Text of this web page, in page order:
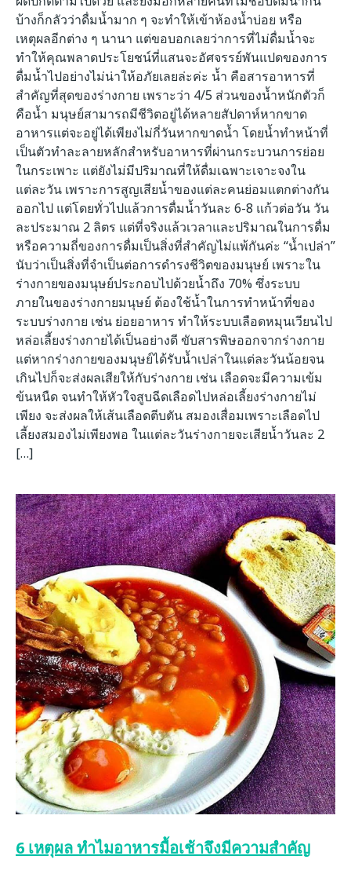
บ้างก็กลัวว่าดื่มน้ำมาก ๆ จะทำให้เข้าห้องน้ำบ่อย หรือ
เหตุผลอีกต่าง ๆ นานา แต่ขอบอกเลยว่าการที่ไม่ดื่มน้ำจะ
ทำให้คุณพลาดประโยชน์ที่แสนจะอัศจรรย์พันแปดของการ
ดื่มน้ำไปอย่างไม่น่าให้อภัยเลยล่ะค่ะ น้ำ คือสารอาหารที่
สำคัญที่สุดของร่างกาย เพราะว่า 4/5 ส่วนของน้ำหนักตัวก็
คือน้ำ มนุษย์สามารถมีชีวิตอยู่ได้หลายสัปดาห์หากขาด
อาหารแต่จะอยู่ได้เพียงไม่กี่วันหากขาดน้ำ โดยน้ำทำหน้าที่
เป็นตัวทำละลายหลักสำหรับอาหารที่ผ่านกระบวนการย่อย
ในกระเพาะ แต่ยังไม่มีปริมาณที่ให้ดื่มเฉพาะเจาะจงใน
แต่ละวัน เพราะการสูญเสียน้ำของแต่ละคนย่อมแตกต่างกัน
ออกไป แต่โดยทั่วไปแล้วการดื่มน้ำวันละ 6-8 แก้วต่อวัน วัน
ละประมาณ 2 ลิตร แต่ที่จริงแล้วเวลาและปริมาณในการดื่ม
หรือความถี่ของการดื่มเป็นสิ่งที่สำคัญไม่แพ้กันค่ะ “น้ำเปล่า”
นับว่าเป็นสิ่งที่จำเป็นต่อการดำรงชีวิตของมนุษย์ เพราะใน
ร่างกายของมนุษย์ประกอบไปด้วยน้ำถึง 70% ซึ่งระบบ
ภายในของร่างกายมนุษย์ ต้องใช้น้ำในการทำหน้าที่ของ
ระบบร่างกาย เช่น ย่อยอาหาร ทำให้ระบบเลือดหมุนเวียนไป
หล่อเลี้ยงร่างกายได้เป็นอย่างดี ขับสารพิษออกจากร่างกาย
แต่หากร่างกายของมนุษย์ได้รับน้ำเปล่าในแต่ละวันน้อยจน
เกินไปก็จะส่งผลเสียให้กับร่างกาย เช่น เลือดจะมีความเข้ม
ข้นหนืด จนทำให้หัวใจสูบฉีดเลือดไปหล่อเลี้ยงร่างกายไม่
เพียง จะส่งผลให้เส้นเลือดตีบตัน สมองเสื่อมเพราะเลือดไป
เลี้ยงสมองไม่เพียงพอ ในแต่ละวันร่างกายจะเสียน้ำวันละ 2
[…]
6 เหตุผล ทำไมอาหารมื้อเช้าจึงมีความสำคัญ